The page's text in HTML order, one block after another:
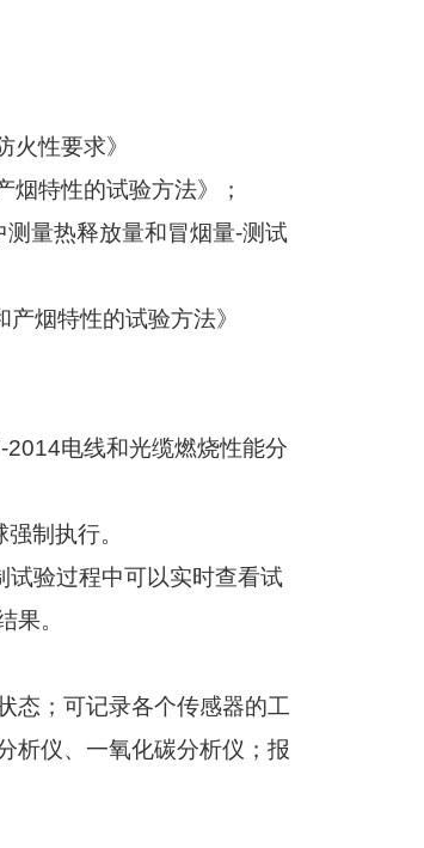
火性要求》
烟特性的试验方法》；
测量热释放量和冒烟量-测试
烟特性的试验方法》
2014电线和光缆燃烧性能分
制执行。
试验过程中可以实时查看试
果。
态；可记录各个传感器的工
析仪、一氧化碳分析仪；报